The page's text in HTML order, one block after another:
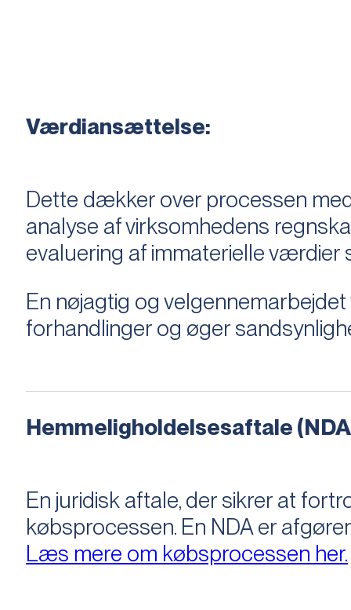
Værdiansættelse:
Dette dækker over processen
analyse af virksomhedens
evaluering af immaterielle
En nøjagtig og
forhandlinger og øger
Hemmeligholdelsesaftale
En juridisk aftale, der sikrer at
købsprocessen​​. En NDA er
Læs mere om købsprocessen her.